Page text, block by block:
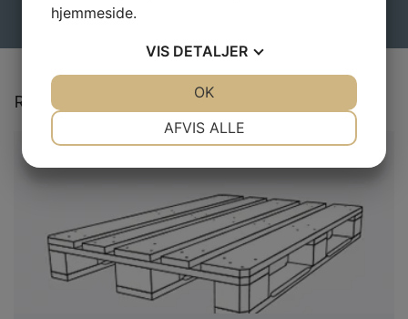
Relaterede varer
hjemmeside.
VIS DETALJER
AFVIS ALLE
OK